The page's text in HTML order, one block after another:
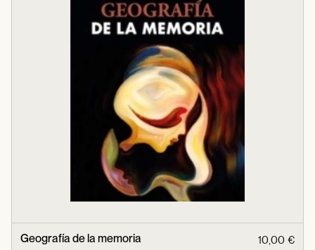
Geografía de la memoria 10,00 €